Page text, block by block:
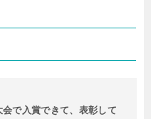
で入賞できて、表彰して